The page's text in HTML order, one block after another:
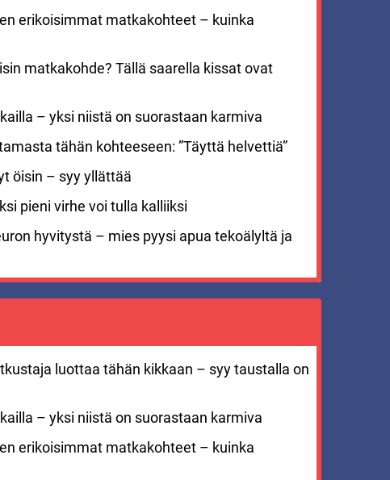
erikoisimmat matkakohteet – kuinka
matkakohde? Tällä saarella kissat ovat
– yksi niistä on suorastaan karmiva
tähän kohteeseen: ”Täyttä helvettiä”
öisin – syy yllättää
pieni virhe voi tulla kalliiksi
hyvitystä – mies pyysi apua tekoälyltä ja
luottaa tähän kikkaan – syy taustalla on
– yksi niistä on suorastaan karmiva
erikoisimmat matkakohteet – kuinka